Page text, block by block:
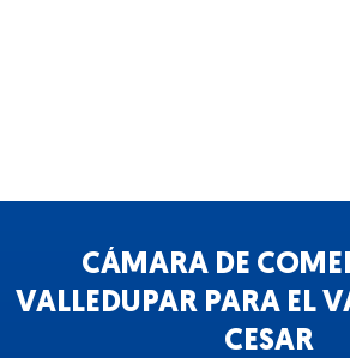
CÁMARA DE
VALLEDUPAR PARA EL
CESAR